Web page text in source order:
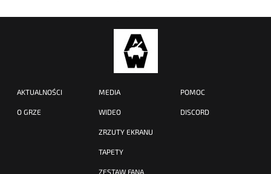
AKTUALNOŚCI
O GRZE
MEDIA
WIDEO
ZRZUTY EKRANU
TAPETY
ZESTAW FANA
POMOC
DISCORD